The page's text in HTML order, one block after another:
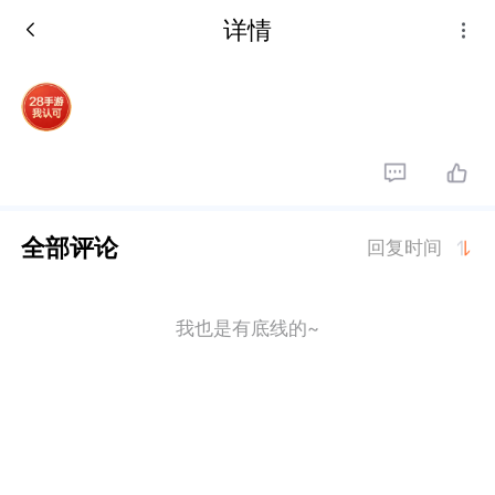
详情
全部评论 回复时间
我也是有底线的~